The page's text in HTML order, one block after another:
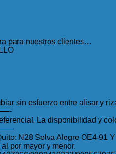
para nuestros clientes…
sin esfuerzo entre alisar y
La disponibilidad y
N28 Selva Alegre OE4-91
por mayor y menor.